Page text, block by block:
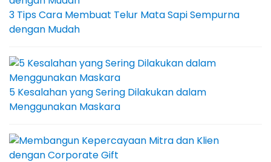
3 Tips Cara Membuat Telur Mata Sapi Sempurna
dengan Mudah
5 Kesalahan yang Sering Dilakukan dalam
Menggunakan Maskara